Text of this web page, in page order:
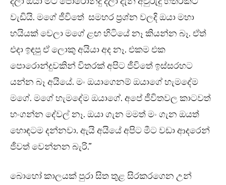
වැඩියි. මගේ ජීවිතේ සමහර ප්‍රශ්න වලදි ඔයා මහා
හයියක් වෙලා මගේ ළඟ හිටියේ නෑ කියන්න බෑ. ඒත්
එදා ඉඳපු ඒ ලොකු අයියා අද නෑ. එකම එක
පොරොන්දුවකින් විතරක් අපිට ජීවිතේ ඉස්සරහට
යන්න බෑ අයියේ. මං ඔයාගෙනම් ඔයාගේ හැමදේම
මගේ. මගේ හැමදේම ඔයාගේ. අපේ ජීවිතවල කාටවත්
හංගන්න දේවල් නෑ. ඔයා ගැන මමත් මං ගැන ඔයත්
හොඳටම දන්නවා. ඇයි අයියේ අපිට මීට වඩා ආදරෙන්
ජීවත් වෙන්නන බැරි.”
බොහෝ කාලයක් පුරා සිත තුළ සිරකරගෙන උන්